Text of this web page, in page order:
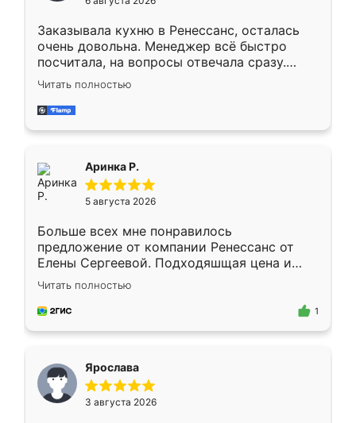
мебели буду заказывать только здесь.
Заказывала кухню в Ренессанс, осталась
очень довольна. Менеджер всё быстро
посчитала, на вопросы отвечала сразу.
Замерщик приехал в субботу, подошёл к
делу со всей ответственностью. Собрали
за день, ребята работали аккуратно, даже
Читать полностью
Аринка Р.
5 августа 2026
Больше всех мне понравилось
предложение от компании Ренессанс от
Елены Сергеевой. Подходяшщая цена и
короткие сроки изготовления. Приехавший
для замера сотрудник Владислав
предложил по моему эскизу самый
Читать полностью
1
Ярослава
3 августа 2026